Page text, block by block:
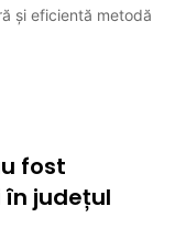
şi eficientă metodă
fost
județul